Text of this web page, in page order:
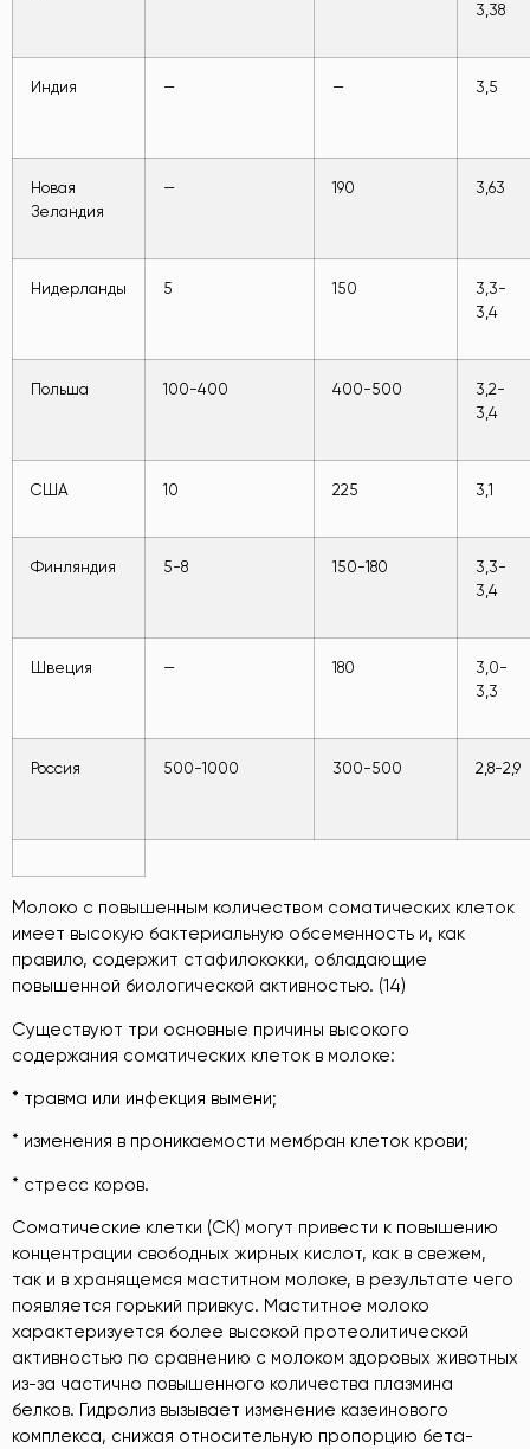
3,38
Индия — — 3,5
Новая
Зеландия
— 190 3,63
Нидерланды 5 150
3,3-
3,4
Польша 100-400 400-500
3,2-
3,4
США 10 225 3,1
Финляндия 5-8 150-180
3,3-
3,4
Швеция — 180
3,0-
3,3
Россия 500-1000 300-500 2,8-2,9
Молоко с повышенным количеством соматических клеток
имеет высокую бактериальную обсеменность и, как
правило, содержит стафилококки, обладающие
повышенной биологической активностью. (14)
Существуют три основные причины высокого
содержания соматических клеток в молоке:
* травма или инфекция вымени;
* изменения в проникаемости мембран клеток крови;
* стресс коров.
Соматические клетки (СК) могут привести к повышению
концентрации свободных жирных кислот, как в свежем,
так и в хранящемся маститном молоке, в результате чего
появляется горький привкус. Маститное молоко
характеризуется более высокой протеолитической
активностью по сравнению с молоком здоровых животных
из-за частично повышенного количества плазмина
белков. Гидролиз вызывает изменение казеинового
комплекса, снижая относительную пропорцию бета-